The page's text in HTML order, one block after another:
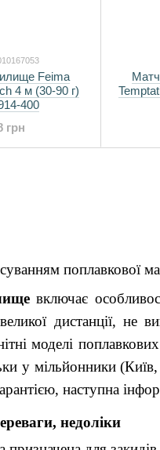
поплавкової
включає
дистанції,
моделі
у мільйонники
наступна
недоліки
Feima
4 м (30-90 г)
400
грн